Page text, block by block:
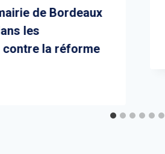
de Bordeaux
les
la réforme